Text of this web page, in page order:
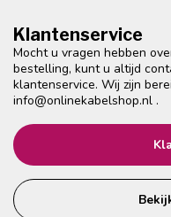
Klantenservice
Mocht u vragen hebben
bestelling, kunt u altijd
klantenservice. Wij zijn
info@onlinekabelshop.nl .